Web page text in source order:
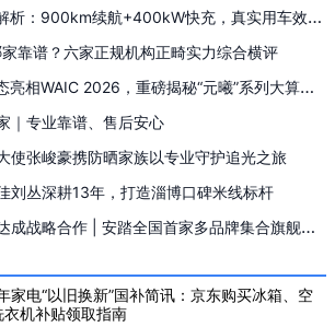
析：900km续航+400kW快充，真实用车效果
靠谱？六家正规机构正畸实力综合横评
亮相WAIC 2026，重磅揭秘“元曦”系列大算力
｜专业靠谱、售后安心
使张峻豪携防晒家族以专业守护追光之旅
刘丛深耕13年，打造淄博口碑米线标杆
成战略合作 | 安踏全国首家多品牌集合旗舰店
家电“以旧换新”国补简讯：京东购买冰箱、空
衣机补贴领取指南